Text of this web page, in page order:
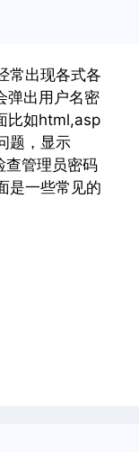
常出现各式各
弹出用户名密
比如html,asp
题，显示
管理员密码
是一些常见的